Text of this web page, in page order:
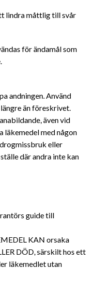
lindra måttlig till svår
för ändamål som
andningen. Använd
än föreskrivet.
även vid
läkemedel med någon
eller
där andra inte kan
guide till
KAN orsaka
DÖD, särskilt hos ett
läkemedlet utan